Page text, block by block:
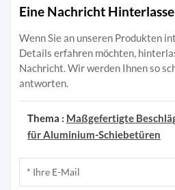
Eine Nachricht
Wenn Sie an unseren Produkten
Details erfahren möchten,
Nachricht. Wir werden Ihnen so
antworten.
Thema : Maßgefertigte
für Aluminium-Schiebetüren